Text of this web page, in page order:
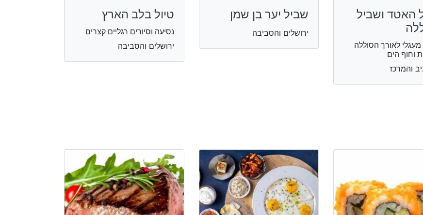
האטד ושביל
לאורך הסוללה
וחוף הים
והמרכז
שביל יער בן שמן
ירושלים והסביבה
טיול בלב הארץ
נסיעה וסיורים רגליים קצרים
ירושלים והסביבה